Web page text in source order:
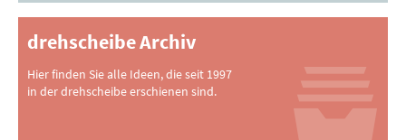
drehscheibe Archiv
Hier finden Sie alle Ideen, die seit 1997
in der drehscheibe erschienen sind.